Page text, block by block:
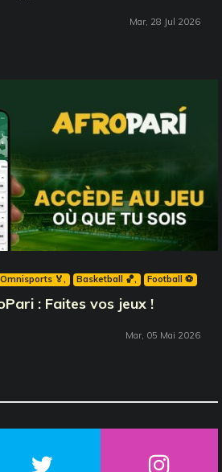
Mar, 28 Jul 2026
Omnisports 🏅 Basketball 🏀 Football ⚽️
: Faites vos jeux !
Mar, 05 Mai 2026